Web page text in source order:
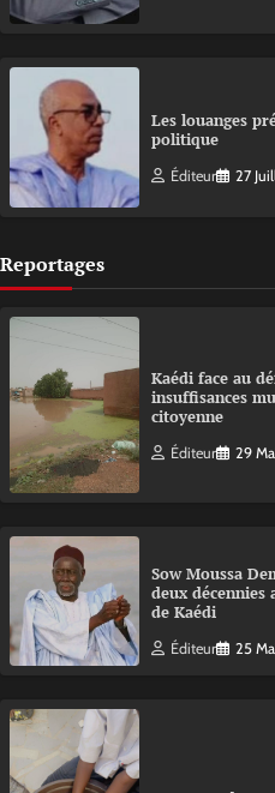
Les louanges
politique
Éditeur 27
Reportages
Kaédi face au
insuffisances
citoyenne
Éditeur 29
Sow Moussa
deux décennies
de Kaédi
Éditeur 25